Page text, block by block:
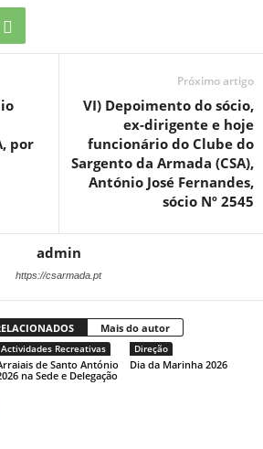
por
Próximo artigo
VI) Depoimento do sócio,
ex-dirigente e hoje
funcionário do Clube do
Sargento da Armada (CSA),
António José Fernandes,
sócio Nº 2545
admin
https://csarmada.pt
Mais do autor
Actividades Recreativas
de Santo António
na Sede e Delegação
Direção
Dia da Marinha 2026